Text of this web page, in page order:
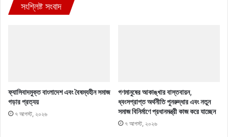
সংশ্লিষ্ট সংবাদ
ফ্যাসিবাদমুক্ত বাংলাদেশ এবং বৈষম্যহীন সমাজ
গড়ার প্রত্যয়
৭ আগস্ট, ২০২৬
গণমানুষের আকাঙ্খার বাস্তবায়ন,
ধ্বংসপ্রাপ্ত অর্থনীতি পুনরুদ্ধার এবং নতুন
সমাজ বিনির্মাণে প্রধানমন্ত্রী কাজ করে যাচ্ছেন
৭ আগস্ট, ২০২৬